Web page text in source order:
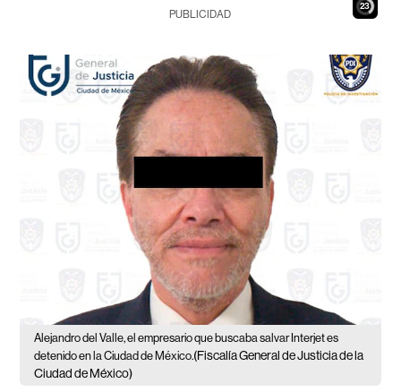
21
PUBLICIDAD
Alejandro del Valle, el empresario que buscaba salvar Interjet es
detenido en la Ciudad de México.(Fiscalía General de Justicia de la
Ciudad de México)